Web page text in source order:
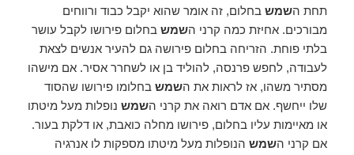
תחת השמש בחלום, זה אומר שהוא יקבל כבוד ורווחים
מבורכים. אחיזת כמה קרני השמש בחלום פירושו לקבל עושר
בלתי פוחת. הזריחה בחלום פירושה גם להעיר אנשים לצאת
לעבודה, לחפש פרנסה, להוליד בן או לשחרר אסיר. אם מישהו
מסתיר משהו, אז לראות את השמש בחלומו פירושו שהסוד
שלו ייחשף. אם אדם רואה את קרני השמש נופלות מעל מיטתו
או מאיימות עליו בחלום, פירושו מחלה כואבת, או דלקת בעור.
אם קרני השמש הנופלות מעל מיטתו מספקות לו אנרגיה